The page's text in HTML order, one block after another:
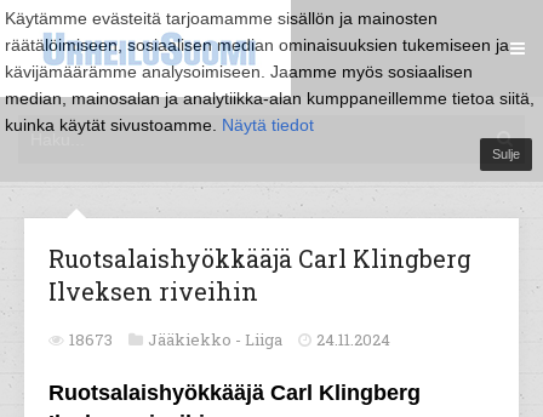
Käytämme evästeitä tarjoamamme sisällön ja mainosten
räätälöimiseen, sosiaalisen median ominaisuuksien tukemiseen ja
kävijämäärämme analysoimiseen. Jaamme myös sosiaalisen
median, mainosalan ja analytiikka-alan kumppaneillemme tietoa siitä,
kuinka käytät sivustoamme. Näytä tiedot
Sulje
Ruotsalaishyökkääjä Carl Klingberg
Ilveksen riveihin
18673 Jääkiekko - Liiga 24.11.2024
Ruotsalaishyökkääjä Carl Klingberg